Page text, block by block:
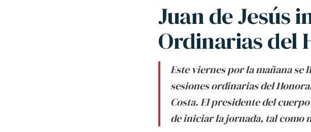
Juan de Jesús
Ordinarias del
Este viernes por la mañana se
sesiones ordinarias del
Costa. El presidente del
de iniciar la jornada, tal como